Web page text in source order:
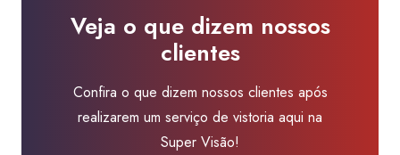
Veja o que dizem nossos
clientes
Confira o que dizem nossos clientes após
realizarem um serviço de vistoria aqui na
Super Visão!